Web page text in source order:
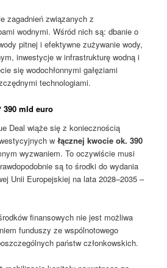
zagadnień związanych z
wodnymi. Wśród nich są: dbanie o
pitnej i efektywne zużywanie wody,
inwestycje w infrastrukturę wodną i
się wodochłonnymi gałęziami
technologiami.
390 mld euro
Deal wiąże się z koniecznością
włącznej kwocie ok. 390
wyzwaniem. To oczywiście musi
są to środki do wydania
Unii Europejskiej na lata 2028–2035 –
finansowych nie jest możliwa
funduszy ze wspólnotowego
państw członkowskich.